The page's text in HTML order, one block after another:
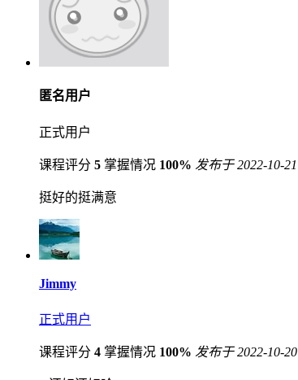
匿名用户
正式用户
课程评分 5 掌握情况 100% 发布于 2022-10-21
挺好的挺满意
Jimmy
正式用户
课程评分 4 掌握情况 100% 发布于 2022-10-20